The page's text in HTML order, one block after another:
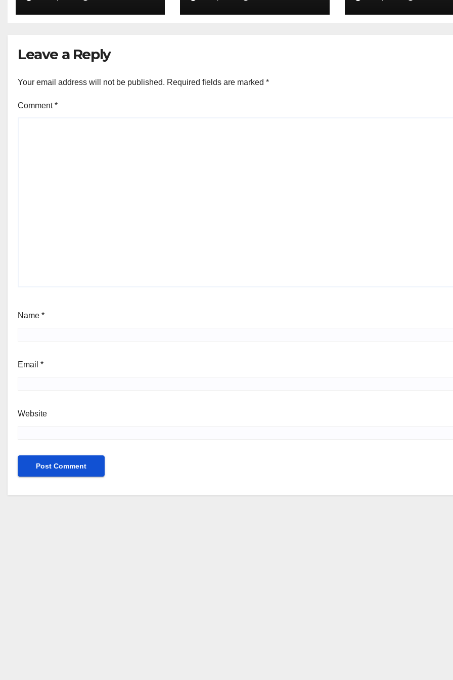
Bahaya Narkoba
Pendampingan
Pengelolaan BMN
Education
Leadership
Leave a Reply
Your email address will not be published. Required fields are marked *
Comment*
Name *
Email *
Website